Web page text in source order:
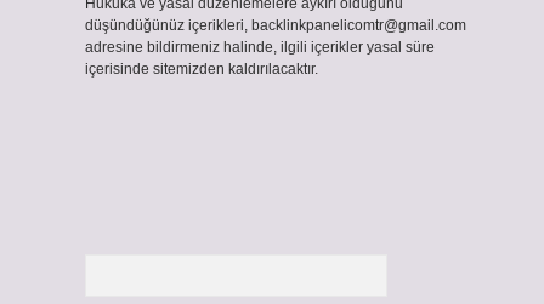
Hukuka ve yasal düzenlemelere aykırı olduğunu
düşündüğünüz içerikleri, backlinkpanelicomtr@gmail.com
adresine bildirmeniz halinde, ilgili içerikler yasal süre
içerisinde sitemizden kaldırılacaktır.